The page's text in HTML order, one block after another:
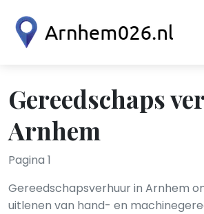
Gereedschaps
Arnhem
Pagina 1
Gereedschapsverhuur in Arnhem
uitlenen van hand- en